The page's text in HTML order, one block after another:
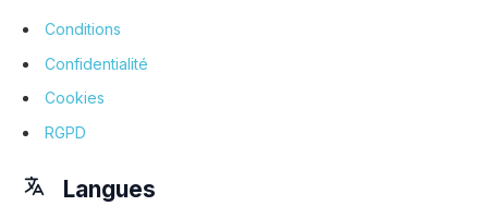
Conditions
Confidentialité
Cookies
RGPD
Langues